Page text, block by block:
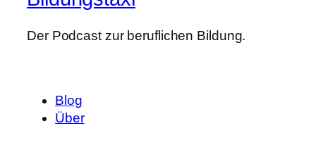
Der Podcast zur beruflichen Bildung.
Blog
Über